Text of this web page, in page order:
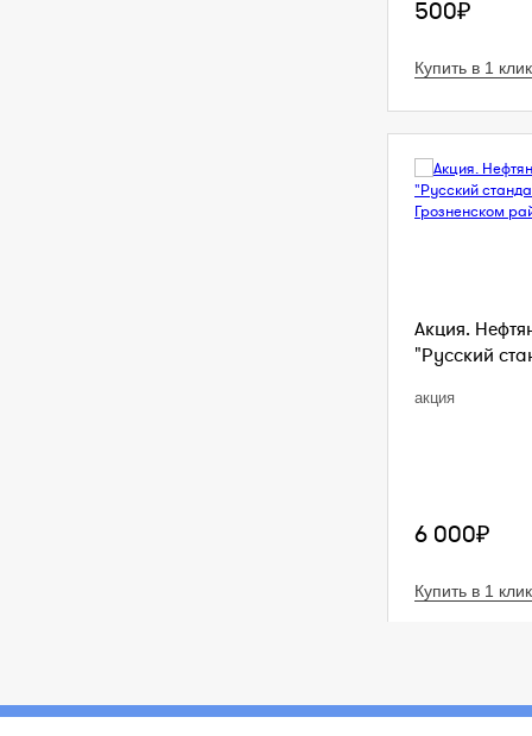
500₽
Купить в 1 клик
Акция.
"Русский
акция
6 000₽
Купить в 1 клик